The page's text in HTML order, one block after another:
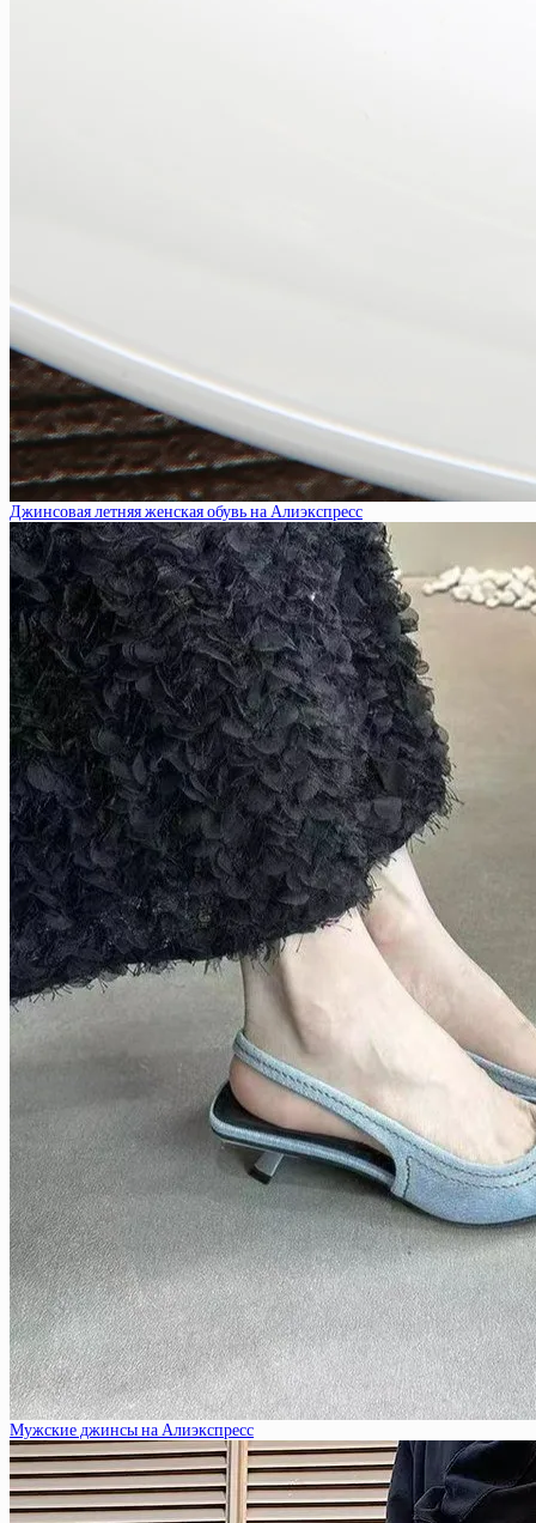
Джинсовая летняя женская обувь на Алиэкспресс
Мужские джинсы на Алиэкспресс